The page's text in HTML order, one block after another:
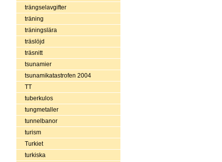
trängselavgifter
träning
träningslära
träslöjd
träsnitt
tsunamier
tsunamikatastrofen 2004
TT
tuberkulos
tungmetaller
tunnelbanor
turism
Turkiet
turkiska